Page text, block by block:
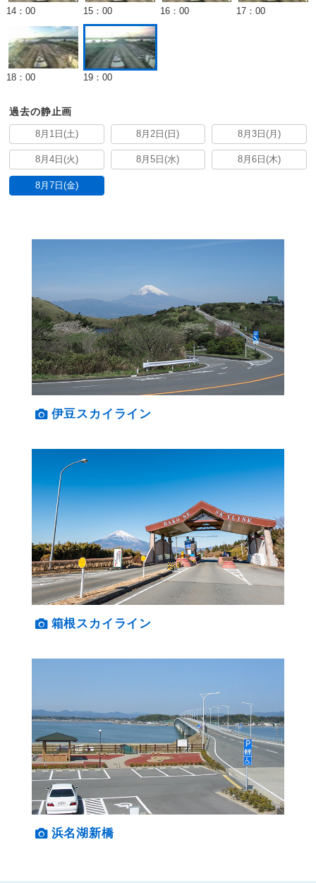
14：00 15：00 16：00 17：00
18：00 19：00
過去の静止画
8月1日(土) 8月2日(日) 8月3日(月)
8月4日(火) 8月5日(水) 8月6日(木)
8月7日(金)
伊豆スカイライン
箱根スカイライン
浜名湖新橋